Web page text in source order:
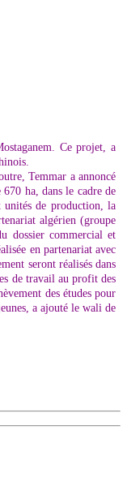
Ce projet, a
Temmar a annoncé
ha, dans le cadre de
unités de production, la
algérien (groupe
dossier commercial et
en partenariat avec
seront réalisés dans
de travail au profit des
des études pour
a ajouté le wali de